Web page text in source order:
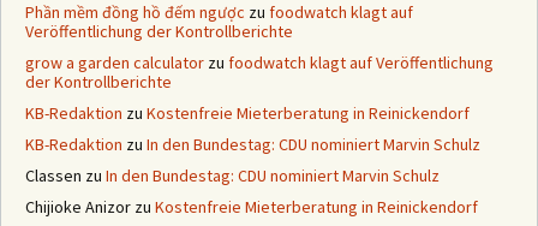
Phần mềm đồng hồ đếm ngược zu foodwatch klagt auf
Veröffentlichung der Kontrollberichte
grow a garden calculator zu foodwatch klagt auf Veröffentlichung
der Kontrollberichte
KB-Redaktion zu Kostenfreie Mieterberatung in Reinickendorf
KB-Redaktion zu In den Bundestag: CDU nominiert Marvin Schulz
Classen zu In den Bundestag: CDU nominiert Marvin Schulz
Chijioke Anizor zu Kostenfreie Mieterberatung in Reinickendorf